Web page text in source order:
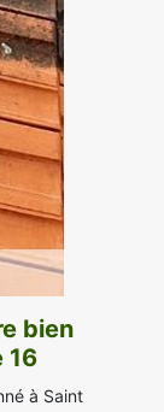
bien
16
à Saint